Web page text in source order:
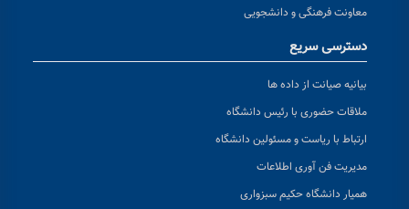
معاونت فرهنگی و دانشجویی
دسترسی سریع
بیانیه صیانت از داده ها
ملاقات حضوری با رئیس دانشگاه
ارتباط با ریاست و مسئولین دانشگاه
مدیریت فن آوری اطلاعات
همیار دانشگاه حکیم سبزواری